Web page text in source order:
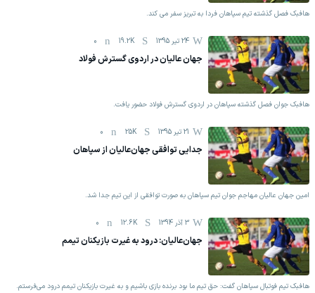
هافبک فصل گذشته تیم سپاهان فردا به تبریز سفر می کند.
24 تیر 1395 19.2K
0
جهان عالیان در اردوی گسترش فولاد
هافبک جوان فصل گذشته سپاهان در اردوی گسترش فولاد حضور یافت.
21 تیر 1395 25K
0
جدایی توافقی جهان‎‌عالیان از سپاهان
امین جهان عالیان مهاجم جوان تیم سپاهان به صورت توافقی از این تیم جدا شد.
3 آذر 1394 12.6K
0
جهان‌عالیان: درود به غیرت بازیکنان تیمم
هافبک تیم فوتبال سپاهان گفت: حق تیم ما بود برنده بازی باشیم و به غیرت بازیکنان تیمم درود می‌فرستم.